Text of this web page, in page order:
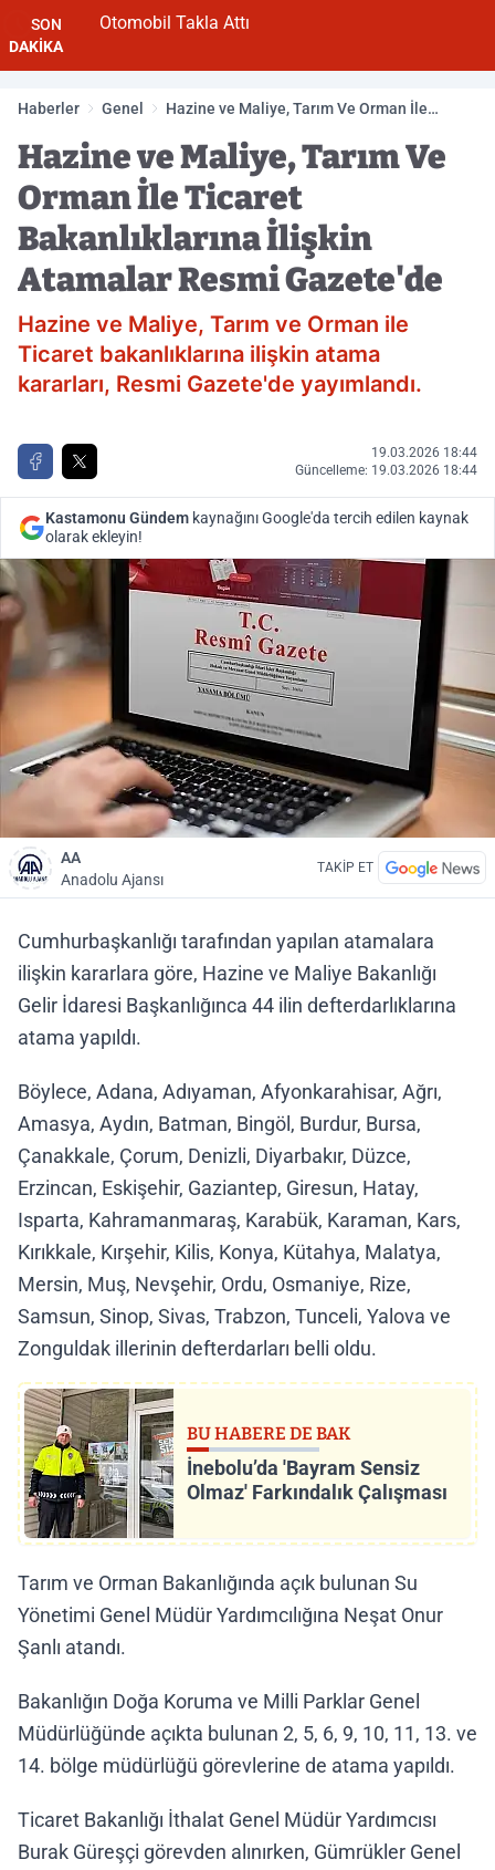
SON
DAKİKA
Otomobil Takla Attı
Haberler Genel
Hazine ve Maliye, Tarım Ve Orman İle
Resmi Gazete'de
Hazine ve Maliye, Tarım Ve
Orman İle Ticaret
Bakanlıklarına İlişkin
Atamalar Resmi Gazete'de
Hazine ve Maliye, Tarım ve Orman ile
Ticaret bakanlıklarına ilişkin atama
kararları, Resmi Gazete'de yayımlandı.
19.03.2026 18:44
Güncelleme: 19.03.2026 18:44
Kastamonu Gündem kaynağını Google'da tercih edilen kaynak
olarak ekleyin!
AA
Anadolu Ajansı
TAKİP ET
Cumhurbaşkanlığı tarafından yapılan atamalara
ilişkin kararlara göre, Hazine ve Maliye Bakanlığı
Gelir İdaresi Başkanlığınca 44 ilin defterdarlıklarına
atama yapıldı.
Böylece, Adana, Adıyaman, Afyonkarahisar, Ağrı,
Amasya, Aydın, Batman, Bingöl, Burdur, Bursa,
Çanakkale, Çorum, Denizli, Diyarbakır, Düzce,
Erzincan, Eskişehir, Gaziantep, Giresun, Hatay,
Isparta, Kahramanmaraş, Karabük, Karaman, Kars,
Kırıkkale, Kırşehir, Kilis, Konya, Kütahya, Malatya,
Mersin, Muş, Nevşehir, Ordu, Osmaniye, Rize,
Samsun, Sinop, Sivas, Trabzon, Tunceli, Yalova ve
Zonguldak illerinin defterdarları belli oldu.
BU HABERE DE BAK
İnebolu’da 'Bayram Sensiz
Olmaz' Farkındalık Çalışması
Tarım ve Orman Bakanlığında açık bulunan Su
Yönetimi Genel Müdür Yardımcılığına Neşat Onur
Şanlı atandı.
Bakanlığın Doğa Koruma ve Milli Parklar Genel
Müdürlüğünde açıkta bulunan 2, 5, 6, 9, 10, 11, 13. ve
14. bölge müdürlüğü görevlerine de atama yapıldı.
Ticaret Bakanlığı İthalat Genel Müdür Yardımcısı
Burak Güreşçi görevden alınırken, Gümrükler Genel